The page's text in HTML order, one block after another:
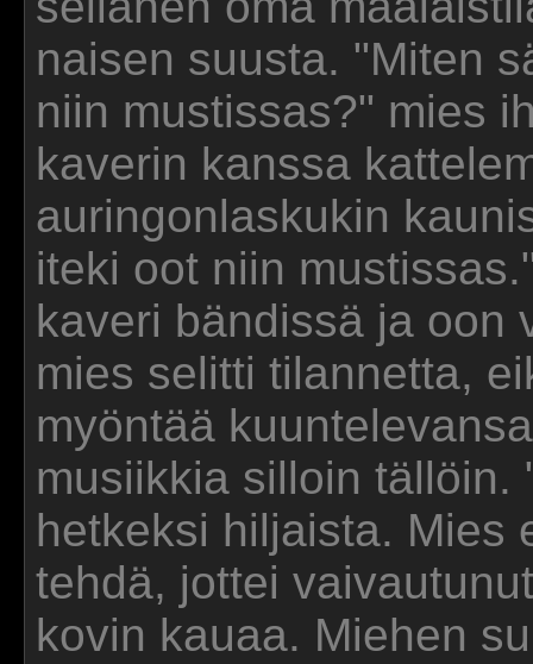
naisen suusta. "Miten
niin mustissas?" mies
kaverin kanssa
auringonlaskukin
iteki oot niin
kaveri bändissä ja oon
mies selitti tilannetta,
myöntää
musiikkia silloin
hetkeksi hiljaista. Mies
tehdä, jottei
kovin kauaa. Miehen